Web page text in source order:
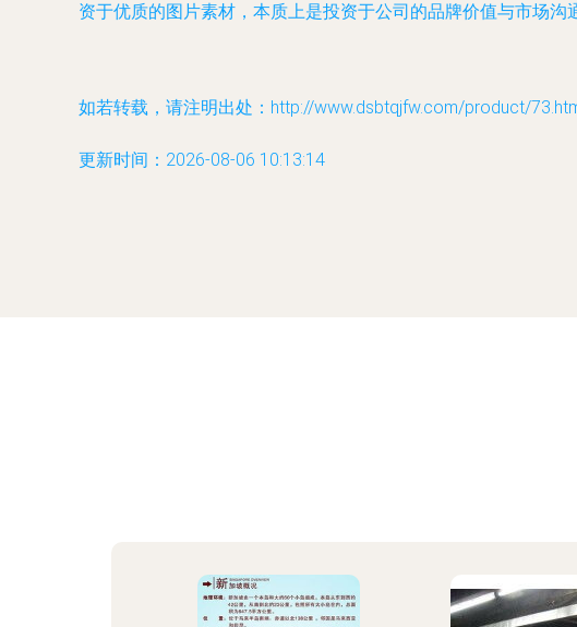
资于优质的图片素材，本质上是投资于公司的品牌价值与市场沟
如若转载，请注明出处：http://www.dsbtqjfw.com/product/
更新时间：2026-08-06 10:13:14